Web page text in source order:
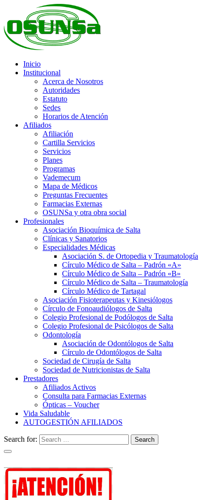
Inicio
Institucional
Acerca de Nosotros
Autoridades
Estatuto
Sedes
Horarios de Atención
Afiliados
Afiliación
Cartilla Servicios
Servicios
Planes
Programas
Vademecum
Mapa de Médicos
Preguntas Frecuentes
Farmacias Externas
OSUNSa y otra obra social
Profesionales
Asociación Bioquímica de Salta
Clínicas y Sanatorios
Especialidades Médicas
Asociación S. de Ortopedia y Traumatología
Círculo Médico de Salta – Padrón «A»
Círculo Médico de Salta – Padrón «B»
Círculo Médico de Salta – Traumatología
Círculo Médico de Tartagal
Asociación Fisioterapeutas y Kinesiólogos
Círculo de Fonoaudiólogos de Salta
Colegio Profesional de Podólogos de Salta
Colegio Profesional de Psicólogos de Salta
Odontología
Asociación de Odontólogos de Salta
Círculo de Odontólogos de Salta
Sociedad de Cirugía de Salta
Sociedad de Nutricionistas de Salta
Prestadores
Afiliados Activos
Consulta para Farmacias Externas
Ópticas – Voucher
Vida Saludable
AUTOGESTIÓN AFILIADOS
Search for: Search